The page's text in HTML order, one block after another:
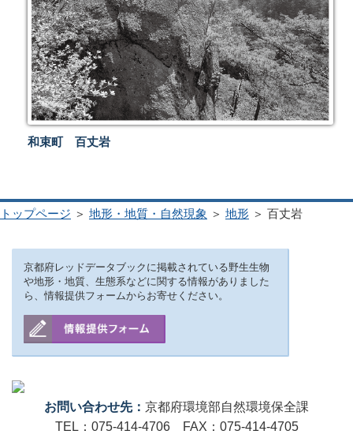
和束町 百丈岩
トップページ ＞ 地形・地質・自然現象 ＞ 地形 ＞ 百丈岩
京都府レッドデータブックに掲載されている野生生物
や地形・地質、生態系などに関する情報がありました
ら、情報提供フォームからお寄せください。
お問い合わせ先： 京都府環境部自然環境保全課
TEL：075-414-4706 FAX：075-414-4705